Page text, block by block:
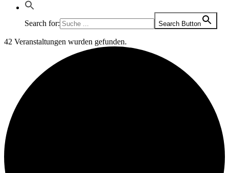
Search for: Search Button
42 Veranstaltungen wurden gefunden.